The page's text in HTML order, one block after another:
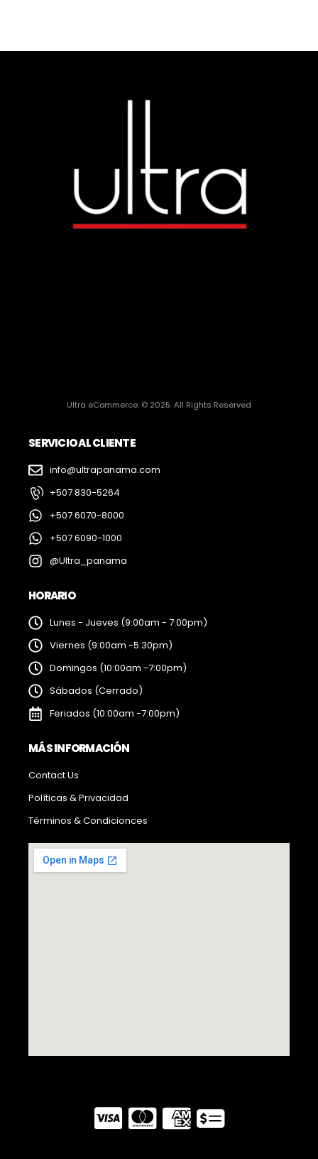
Ultra eCommerce. © 2025. All Rights Reserved
SERVICIO AL CLIENTE
info@ultrapanama.com
+507 830-5264
+507 6070-8000
+507 6090-1000
@Ultra_panama
HORARIO
Lunes - Jueves (9:00am - 7:00pm)
Viernes (9:00am -5:30pm)
Domingos (10:00am -7:00pm)
Sábados (Cerrado)
Feriados (10:00am -7:00pm)
MÁS INFORMACIÓN
Contact Us
Políticas & Privacidad
Términos & Condicionces